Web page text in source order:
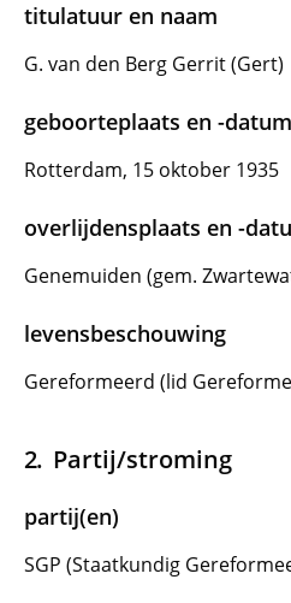
titulatuur en naam
G. van den Berg Gerrit (Gert)
geboorteplaats en -datum
Rotterdam, 15 oktober 1935
overlijdensplaats en -
Genemuiden (gem.
levensbeschouwing
Gereformeerd (lid
Partij/stroming
partij(en)
SGP (Staatkundig